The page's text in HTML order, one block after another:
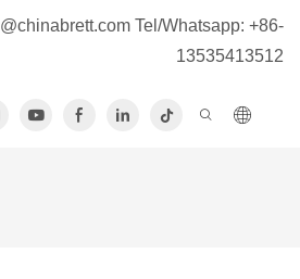
Tel/Whatsapp: +86-
13535413512